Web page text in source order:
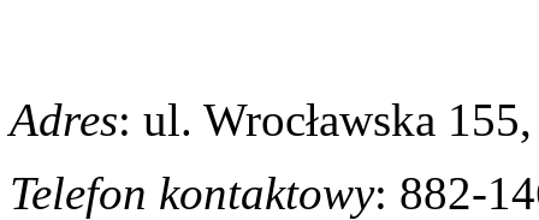
Adres: ul. Wrocławska
Telefon kontaktowy: 882-